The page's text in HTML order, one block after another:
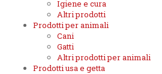
Igiene e cura
Altri prodotti
Prodotti per animali
Cani
Gatti
Altri prodotti per animali
Prodotti usa e getta